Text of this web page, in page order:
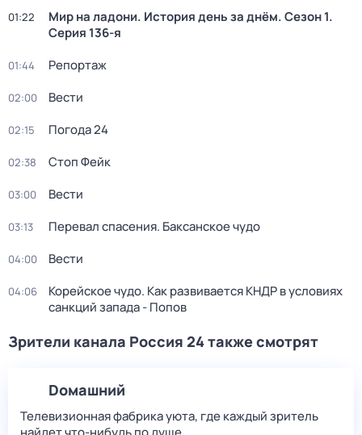
01:22 Мир на ладони. История день за днём. Сезон 1.
Серия 136-я
01:44 Репортаж
02:00 Вести
02:15 Погода 24
02:38 Стоп Фейк
03:00 Вести
03:13 Перевал спасения. Баксанское чудо
04:00 Вести
04:06
Корейское чудо. Как развивается КНДР в условиях
санкций запада - Попов
Зрители канала Россия 24 также смотрят
Dомашний
Телевизионная фабрика уюта, где каждый зритель